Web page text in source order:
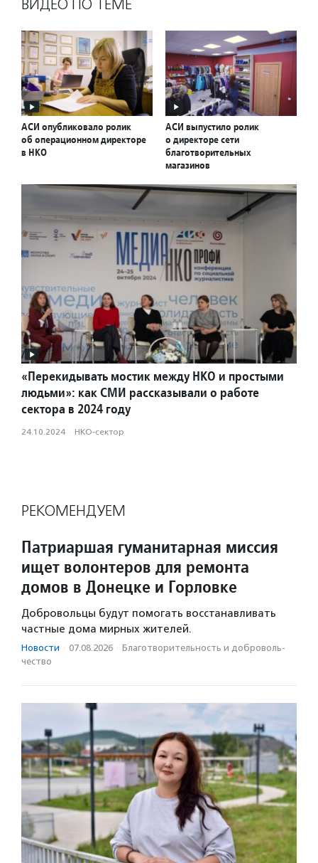
ВИДЕО ПО ТЕМЕ
АСИ опубликовало ролик
об операционном директоре
в НКО
АСИ выпустило ролик
о директоре сети
благотворительных
магазинов
«Перекидывать мостик между НКО и простыми
людьми»: как СМИ рассказывали о работе
сектора в 2024 году
24.10.2024 · НКО-сектор
РЕКОМЕНДУЕМ
Патриаршая гуманитарная миссия
ищет волонтеров для ремонта
домов в Донецке и Горловке
Добровольцы будут помогать восстанавливать
частные дома мирных жителей.
Новости · 07.08.2026 · Благотвори­тель­ность и доброволь­
чест­во